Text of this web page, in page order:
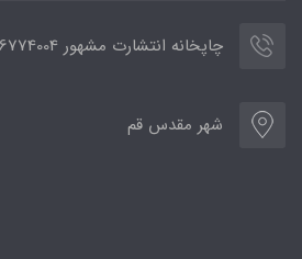
چاپخانه انتشارت مشهور 09386774004
شهر مقدس قم